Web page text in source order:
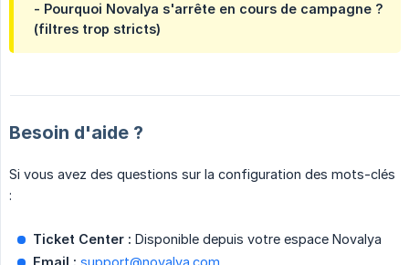
- Pourquoi Novalya s'arrête en cours de campagne ?
(filtres trop stricts)
Besoin d'aide ?
Si vous avez des questions sur la configuration des mots-clés
:
Ticket Center : Disponible depuis votre espace Novalya
Email : support@novalya.com